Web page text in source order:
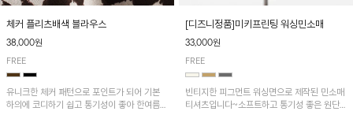
체커 플리츠배색 블라우스
38,000원
FREE
유니크한 체커 패턴으로 포인트가 되어 기본
하의에 코디하기 쉽고 통기성이 좋아 한여름에
[디즈니정품]미키프린팅 워싱민소매
33,000원
FREE
빈티지한 피그먼트 워싱면으로 제작된 민소매
티셔츠입니다~소프트하고 통기성 좋은 원단